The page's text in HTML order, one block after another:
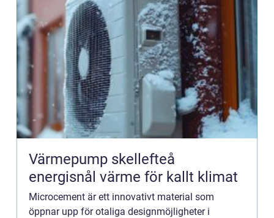
Värmepump skellefteå
energisnål värme för kallt klimat
Microcement är ett innovativt material som
öppnar upp för otaliga designmöjligheter i